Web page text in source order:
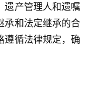
遗产管理人和遗嘱
承和法定继承的合
遵循法律规定，确